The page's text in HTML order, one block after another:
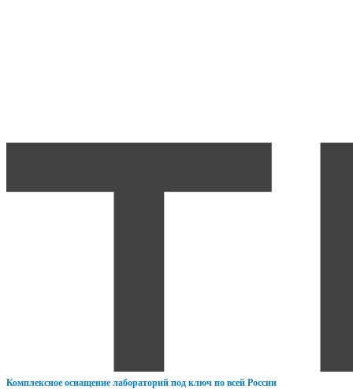
Комплексное оснащение лабораторий под ключ по всей России